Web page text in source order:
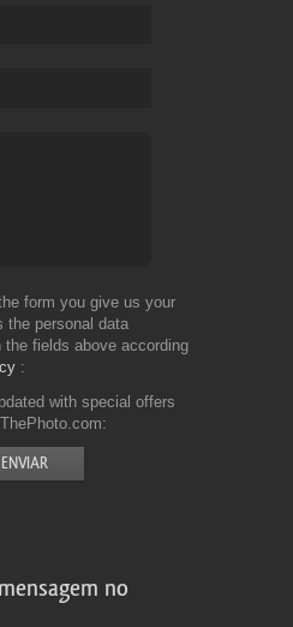
form you give us your
the personal data
fields above according
with special offers
no